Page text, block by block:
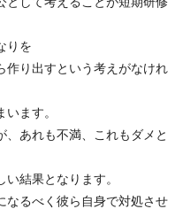
りを
作り出すという考えがなけれ
ます。
、あれも不満、これもダメと
結果となります。
なるべく彼ら自身で対処させ